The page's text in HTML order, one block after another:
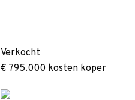
Verkocht
€ 795.000 kosten koper